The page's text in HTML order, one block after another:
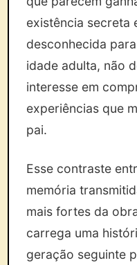
existência secreta
desconhecida
idade adulta, não
interesse em
experiências que
pai.
Esse contraste
memória
mais fortes da
carrega uma
geração seguinte